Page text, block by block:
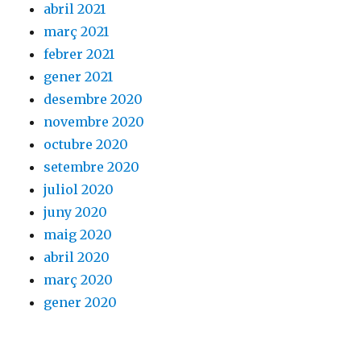
abril 2021
març 2021
febrer 2021
gener 2021
desembre 2020
novembre 2020
octubre 2020
setembre 2020
juliol 2020
juny 2020
maig 2020
abril 2020
març 2020
gener 2020